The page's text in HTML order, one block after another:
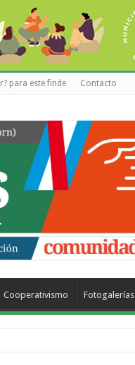
para este finde Contacto
Cooperativismo Fotogalerías